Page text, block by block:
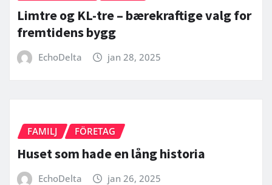
Limtre og KL-tre – bærekraftige valg for
fremtidens bygg
EchoDelta jan 28, 2025
FAMILJ FÖRETAG
Huset som hade en lång historia
EchoDelta jan 26, 2025